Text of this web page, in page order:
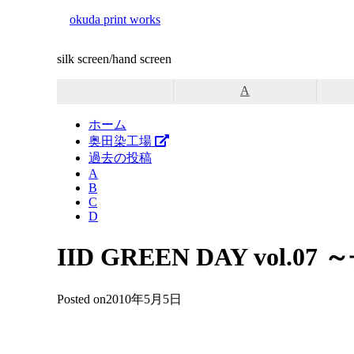
キ
okuda print works
silk screen/hand screen
A
ホーム
奥田染工場
過去の投稿
A
B
C
D
IID GREEN DAY vol.07
Posted on2010年5月5日